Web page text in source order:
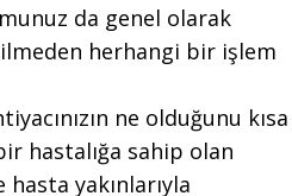
da genel olarak
herhangi bir işlem
ne olduğunu kısa
hastalığa sahip olan
yakınlarıyla